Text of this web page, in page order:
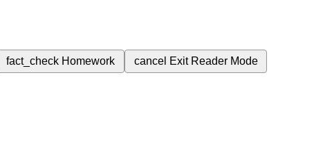
fact_check Homework cancel Exit Reader Mode